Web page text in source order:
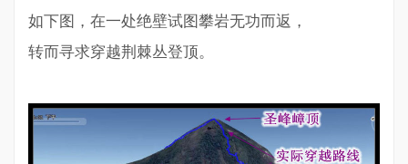
如下图，在一处绝壁试图攀岩无功而返，
转而寻求穿越荆棘丛登顶。